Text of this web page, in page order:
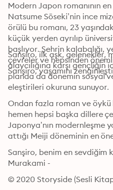
Modern Japon romanının
Natsume Sōseki’nin ince
örülü bu romanı, 23
küçük yerden ayrılıp
başlıyor. Şehrin kalabalığı,
çevreler ve hepsinden
Sanşiro, yaşamını
Sanşiro, ilk aşk, gelenekler,
alaycılığına karşı
planda da dönemin sosyal
eleştirileri okuruna sunuyor.
Ondan fazla roman ve öykü
hemen hepsi başka dillere
Japonya’nın modernleşme
attığı Meiji döneminin en
Sanşiro, benim en
Murakami -
© 2020 Storyside (Sesli